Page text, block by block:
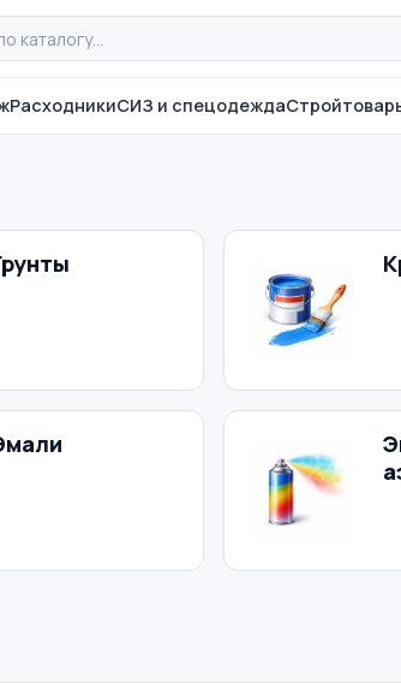
РасходникиСИЗ и спецодежда